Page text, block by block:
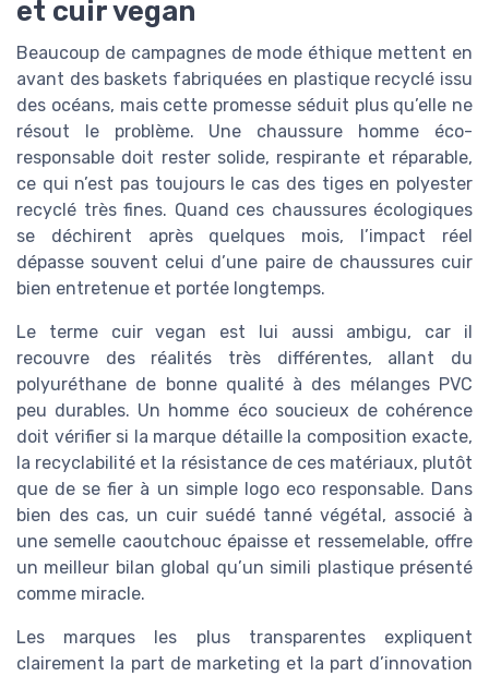
et cuir vegan
Beaucoup de campagnes de mode éthique mettent en
avant des baskets fabriquées en plastique recyclé issu
des océans, mais cette promesse séduit plus qu’elle ne
résout le problème. Une chaussure homme éco-
responsable doit rester solide, respirante et réparable,
ce qui n’est pas toujours le cas des tiges en polyester
recyclé très fines. Quand ces chaussures écologiques
se déchirent après quelques mois, l’impact réel
dépasse souvent celui d’une paire de chaussures cuir
bien entretenue et portée longtemps.
Le terme cuir vegan est lui aussi ambigu, car il
recouvre des réalités très différentes, allant du
polyuréthane de bonne qualité à des mélanges PVC
peu durables. Un homme éco soucieux de cohérence
doit vérifier si la marque détaille la composition exacte,
la recyclabilité et la résistance de ces matériaux, plutôt
que de se fier à un simple logo eco responsable. Dans
bien des cas, un cuir suédé tanné végétal, associé à
une semelle caoutchouc épaisse et ressemelable, offre
un meilleur bilan global qu’un simili plastique présenté
comme miracle.
Les marques les plus transparentes expliquent
clairement la part de marketing et la part d’innovation